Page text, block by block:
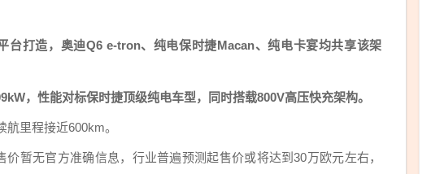
台打造，奥迪Q6 e-tron、纯电保时捷Macan、纯电卡宴均共享该架
，性能对标保时捷顶级纯电车型，同时搭载800V高压快充架构。
里程接近600km。
暂无官方准确信息，行业普遍预测起售价或将达到30万欧元左右，